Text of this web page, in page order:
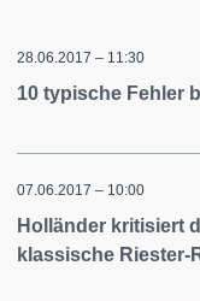
28.06.2017 – 11:30
10 typische Fehler
07.06.2017 – 10:00
Holländer kritisiert
klassische Riester-